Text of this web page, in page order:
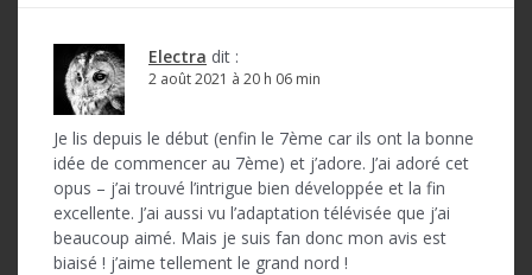
Electra dit :
2 août 2021 à 20 h 06 min
Je lis depuis le début (enfin le 7ème car ils ont la bonne
idée de commencer au 7ème) et j’adore. J’ai adoré cet
opus – j’ai trouvé l’intrigue bien développée et la fin
excellente. J’ai aussi vu l’adaptation télévisée que j’ai
beaucoup aimé. Mais je suis fan donc mon avis est
biaisé ! j’aime tellement le grand nord !